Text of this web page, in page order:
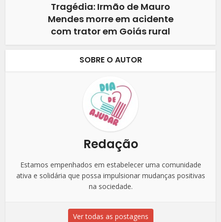
Tragédia: Irmão de Mauro
Mendes morre em acidente
com trator em Goiás rural
SOBRE O AUTOR
Redação
Estamos empenhados em estabelecer uma comunidade
ativa e solidária que possa impulsionar mudanças positivas
na sociedade.
Ver todas as postagens